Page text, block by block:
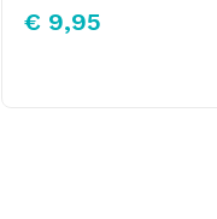
€ 9,95